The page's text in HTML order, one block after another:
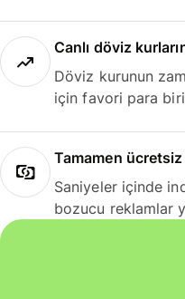
Canlı döviz
Döviz kurunun
için favori para
Tamamen ücretsiz
Saniyeler içinde
bozucu reklamlar